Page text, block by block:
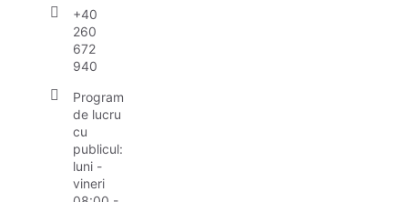
+40
260
672
940
Program
de lucru
cu
publicul:
luni -
vineri